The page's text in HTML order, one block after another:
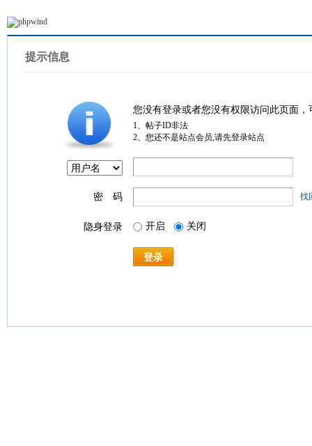
提示信息
您没有登录或者您没有权限访问此页面
1、帖子ID非法
2、您还不是站点会员,请先登录站点
密 码 找
隐身登录 开启 关闭
登录